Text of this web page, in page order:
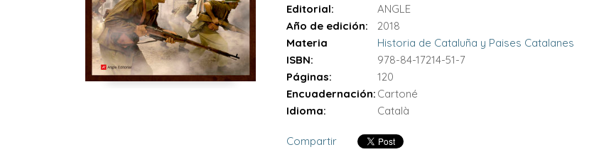
Editorial:
ANGLE
Año de edición:
2018
Materia
Historia de Cataluña y Paises Catalanes
ISBN:
978-84-17214-51-7
Páginas:
120
Encuadernación: Cartoné
Idioma:
Català
Compartir